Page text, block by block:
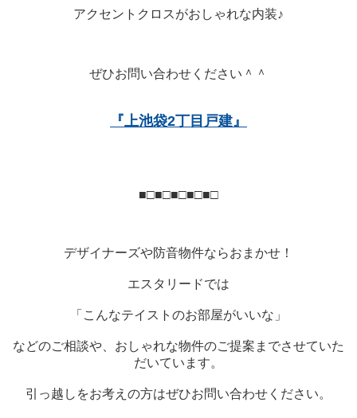
アクセントクロスがおしゃれな内装♪
ぜひお問い合わせください＾＾
『上池袋2丁目戸建』
■□■□■□■□■□
デザイナーズや防音物件ならおまかせ！
エスタリードでは
「こんなテイストのお部屋がいいな」
などのご相談や、おしゃれな物件のご提案までさせていた
だいています。
引っ越しをお考えの方はぜひお問い合わせください。